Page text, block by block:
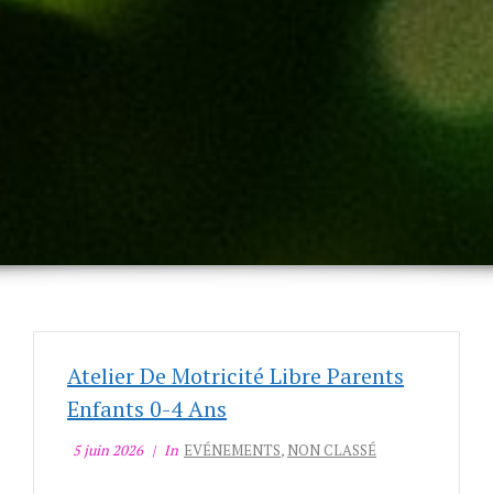
Atelier De Motricité Libre Parents
Enfants 0-4 Ans
5 juin 2026 In EVÉNEMENTS, NON CLASSÉ